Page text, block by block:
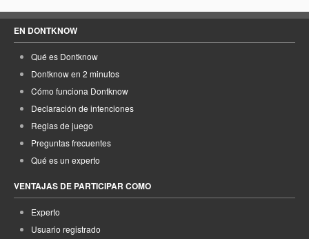
EN DONTKNOW
Qué es Dontknow
Dontknow en 2 minutos
Cómo funciona Dontknow
Declaración de intenciones
Reglas de juego
Preguntas frecuentes
Qué es un experto
VENTAJAS DE PARTICIPAR COMO
Experto
Usuario registrado